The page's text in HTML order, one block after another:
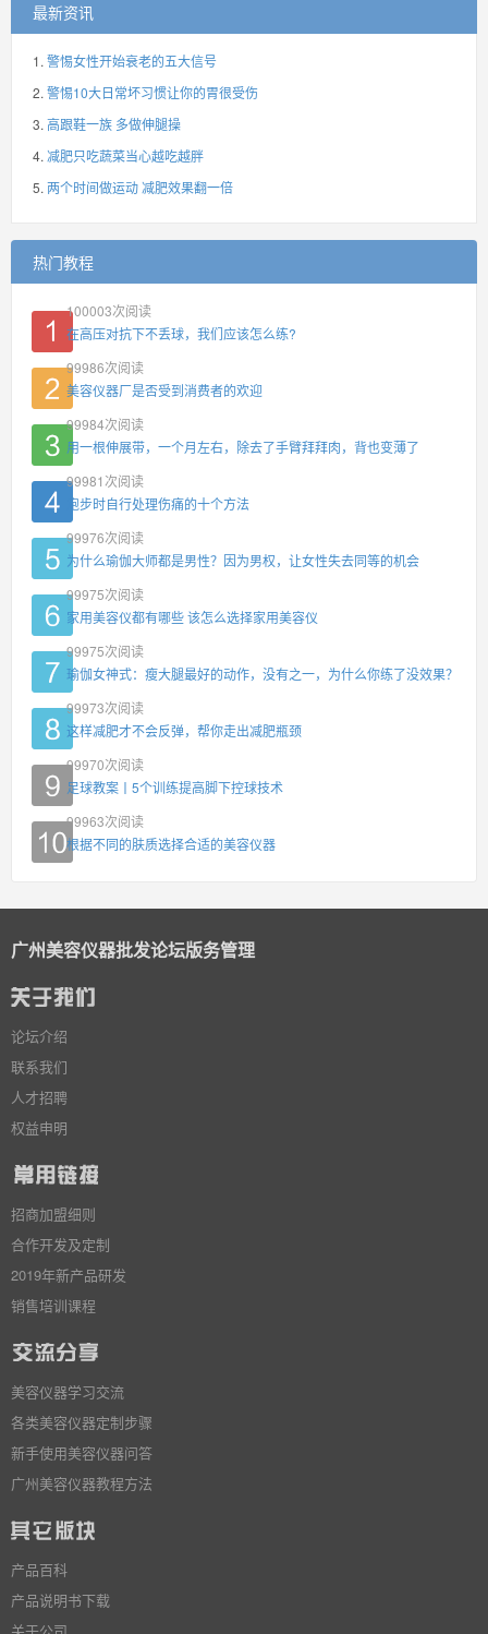
最新资讯
警惕女性开始衰老的五大信号
警惕10大日常坏习惯让你的胃很受伤
高跟鞋一族 多做伸腿操
减肥只吃蔬菜当心越吃越胖
两个时间做运动 减肥效果翻一倍
热门教程
100003次阅读
在高压对抗下不丢球，我们应该怎么练?
99986次阅读
美容仪器厂是否受到消费者的欢迎
99984次阅读
用一根伸展带，一个月左右，除去了手臂拜拜肉，背也变薄了
99981 次阅读
跑步时自行处理伤痛的十个方法
99976次阅读
为什么瑜伽大师都是男性？因为男权，让女性失去同等的机会
99975次阅读
家用美容仪都有哪些 该怎么选择家用美容仪
99975次阅读
瑜伽女神式：瘦大腿最好的动作，没有之一，为什么你练了没效果？
99973次阅读
这样减肥才不会反弹，帮你走出减肥瓶颈
99970次阅读
足球教案丨5个训练提高脚下控球技术
99963次阅读
根据不同的肤质选择合适的美容仪器
广州美容仪器批发论坛版务管理
论坛介绍
联系我们
人才招聘
权益申明
招商加盟细则
合作开发及定制
2019年新产品研发
销售培训课程
美容仪器学习交流
各类美容仪器定制步骤
新手使用美容仪器问答
广州美容仪器教程方法
产品百科
产品说明书下载